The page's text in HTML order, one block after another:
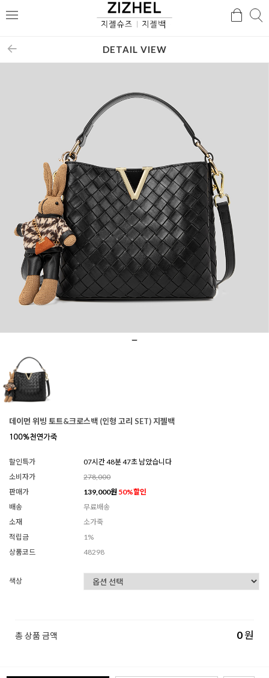
메
검
DETAIL VIEW
데이먼 위빙 토트&크로스백 (인형 고리 SET) 지젤백
할인특가
07시간 48분 45초 남았습니다
소비자가
278,000
판매가
139,000원 50%할인
배송
무료배송
소재
소가죽
적립금
1%
상품코드
48298
색상
총 상품 금액 0원